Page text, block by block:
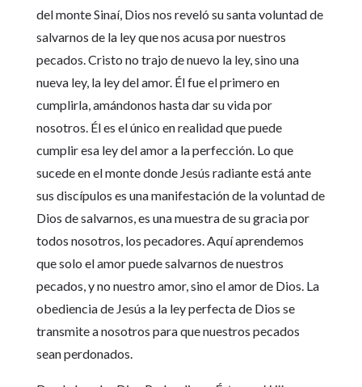
del monte Sinaí, Dios nos reveló su santa voluntad de
salvarnos de la ley que nos acusa por nuestros
pecados. Cristo no trajo de nuevo la ley, sino una
nueva ley, la ley del amor. Él fue el primero en
cumplirla, amándonos hasta dar su vida por
nosotros. Él es el único en realidad que puede
cumplir esa ley del amor a la perfección. Lo que
sucede en el monte donde Jesús radiante está ante
sus discípulos es una manifestación de la voluntad de
Dios de salvarnos, es una muestra de su gracia por
todos nosotros, los pecadores. Aquí aprendemos
que solo el amor puede salvarnos de nuestros
pecados, y no nuestro amor, sino el amor de Dios. La
obediencia de Jesús a la ley perfecta de Dios se
transmite a nosotros para que nuestros pecados
sean perdonados.